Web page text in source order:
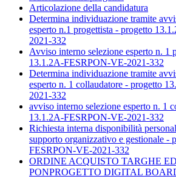
Articolazione della candidatura
Determina individuazione tramite
esperto n.1 progettista - progetto
2021-332
Avviso interno selezione esperto n. 1
13.1.2A-FESRPON-VE-2021-332
Determina individuazione tramite
esperto n. 1 collaudatore - progetto
2021-332
avviso interno selezione esperto n. 1
13.1.2A-FESRPON-VE-2021-332
Richiesta interna disponibilità
supporto organizzativo e gestionale -
FESRPON-VE-2021-332
ORDINE ACQUISTO TARGHE
PONPROGETTO DIGITAL